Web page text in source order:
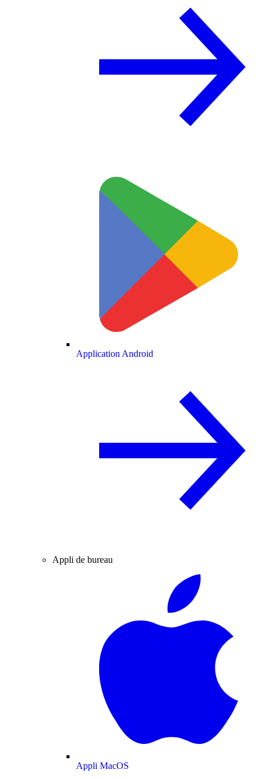
Application Android
Appli de bureau
Appli MacOS